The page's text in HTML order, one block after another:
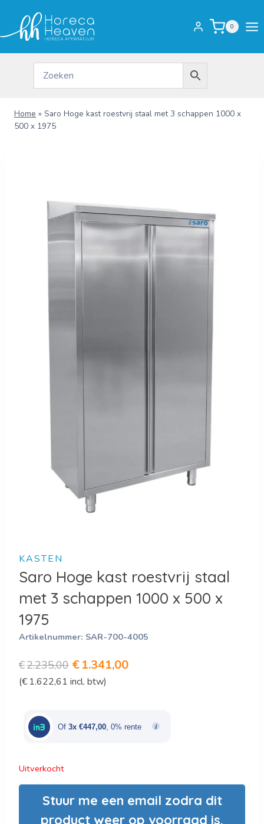
inhoud
0
Home » Saro Hoge kast roestvrij staal met 3 schappen 1000 x
500 x 1975
KASTEN
Saro Hoge kast roestvrij staal
met 3 schappen 1000 x 500 x
1975
Artikelnummer: SAR-700-4005
€2.235,00 Oorspronkelijke
prijs
€2.235,00.
€1.341,00Huidige
€1.341,00.
(€ 1.622,61 incl. btw)
Of 3x €447,00, 0% rente
Uitverkocht
Stuur me een email zodra dit
product weer op voorraad is.